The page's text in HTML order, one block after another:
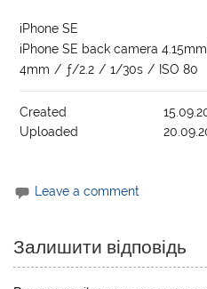
iPhone SE
iPhone SE back camera
4mm / ƒ/2.2 / 1/30s / ISO 80
Created
Uploaded
Leave a comment
Залишити відповідь